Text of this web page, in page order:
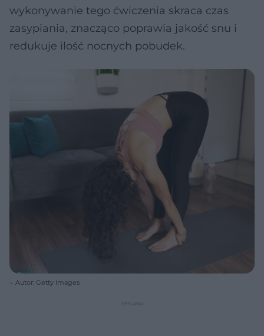
wykonywanie tego ćwiczenia skraca czas
zasypiania, znacząco poprawia jakość snu i
redukuje ilość nocnych pobudek.
Autor: Getty Images